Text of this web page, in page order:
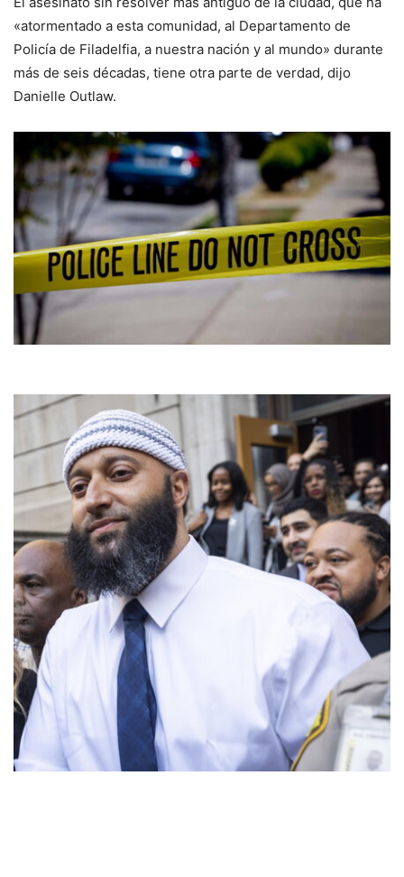
«atormentado a esta comunidad, al Departamento de
Policía de Filadelfia, a nuestra nación y al mundo» durante
más de seis décadas, tiene otra parte de verdad, dijo
Danielle Outlaw.